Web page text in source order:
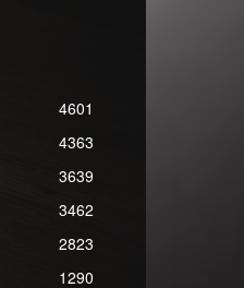
4601
4363
3639
3462
2823
1290